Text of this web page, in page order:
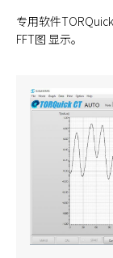
专用软件
FFT图 显示。